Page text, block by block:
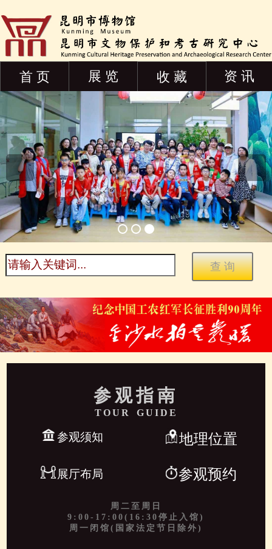
首 页 展 览 收 藏 资 讯
参观指南
TOUR GUIDE
参观须知 地理位置
展厅布局 参观预约
周二至周日
9:00-17:00(16:30停止入馆)
周一闭馆(国家法定节日除外)